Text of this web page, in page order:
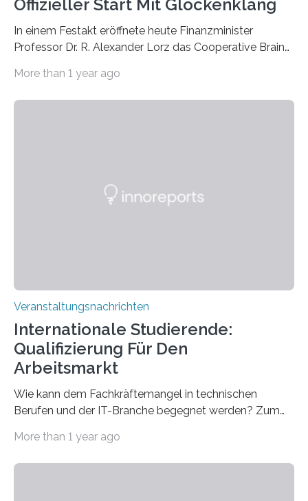
Offizieller Start Mit Glockenklang
In einem Festakt eröffnete heute Finanzminister
Professor Dr. R. Alexander Lorz das Cooperative Brain
der Goethe-Universität Frankfurt. Das CoBIC ist eine
für neurologische und psychiatrische Erkrankungen
More than 1 year ago
Veranstaltungsnachrichten
Internationale Studierende:
Qualifizierung Für Den
Arbeitsmarkt
Wie kann dem Fachkräftemangel in technischen
Berufen und der IT-Branche begegnet werden? Zum
Universität des Saarlandes und der Hochschule für
More than 1 year ago